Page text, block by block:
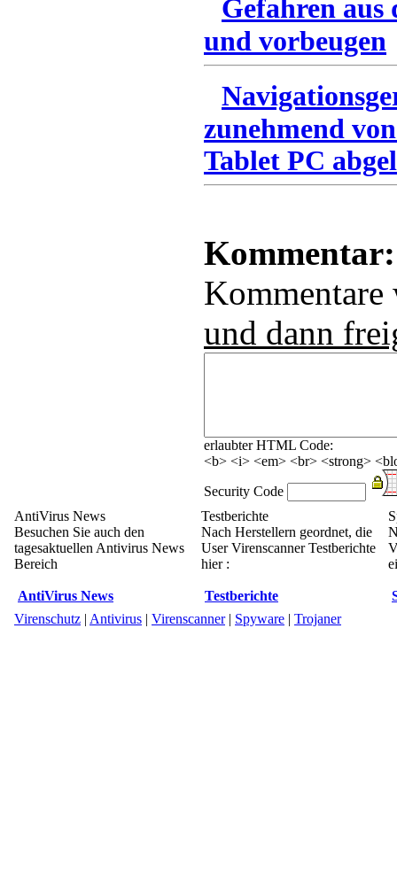
Gefahren
und vorbeugen
zunehmend
Tablet PC
Kommentar:
und dann
erlaubter HTML Code:
<b> <i> <em> <br> <strong>
Security Code
AntiVirus News
Besuchen Sie auch den
tagesaktuellen Antivirus News
Bereich
AntiVirus News
Testberichte
Nach Herstellern geordnet, die
User Virenscanner Testberichte
hier :
Testberichte
Virenschutz | Antivirus | Virenscanner| Spyware | Trojaner